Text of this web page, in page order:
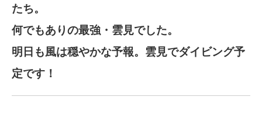
たち。
何でもありの最強・雲見でした。
明日も風は穏やかな予報。 雲見でダイビング予
定です！